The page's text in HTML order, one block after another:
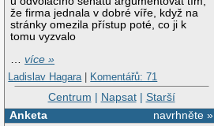
že firma jednala v dobré víře, když na
stránky omezila přístup poté, co ji k
tomu vyzvalo
…více »
Ladislav Hagara | Komentářů: 71
Centrum | Napsat| Starší
navrhněte »
Anketa